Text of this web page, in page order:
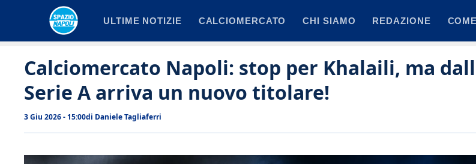
ULTIME NOTIZIE CALCIOMERCATO CHI SIAMO REDAZIONE
Calciomercato Napoli: stop per Khalaili, ma
Serie A arriva un nuovo titolare!
3 Giu 2026 - 15:00di Daniele Tagliaferri